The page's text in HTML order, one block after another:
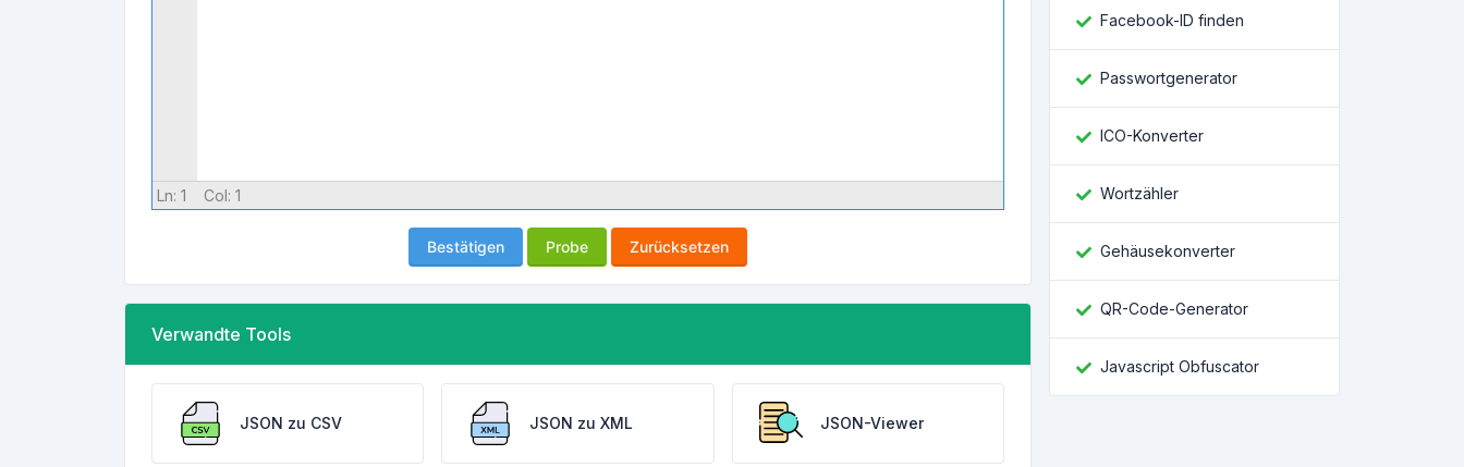
Ln: 1 Col: 1
Bestätigen Probe Zurücksetzen
Verwandte Tools
JSON zu CSV JSON zu XML JSON-Viewer
Facebook-ID finden
Passwortgenerator
ICO-Konverter
Wortzähler
Gehäusekonverter
QR-Code-Generator
Javascript Obfuscator